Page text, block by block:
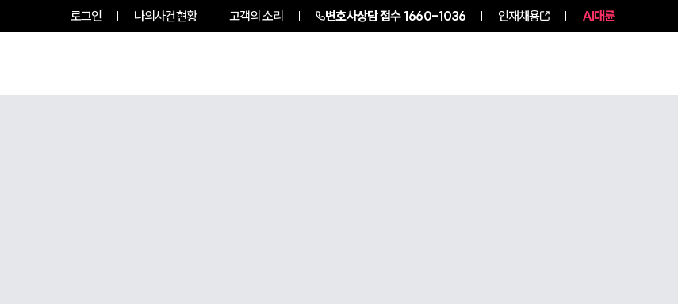
로그인 나의사건현황 고객의 소리 변호사상담 접수1660-1036 인재채용 AI대륜